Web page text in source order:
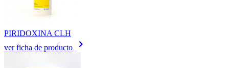
PIRIDOXINA CLH
ver ficha de producto
keyboard_arrow_right